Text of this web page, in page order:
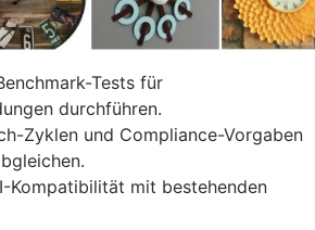
Tests für
durchführen.
Zyklen und Compliance-Vorgaben
Kompatibilität mit bestehenden